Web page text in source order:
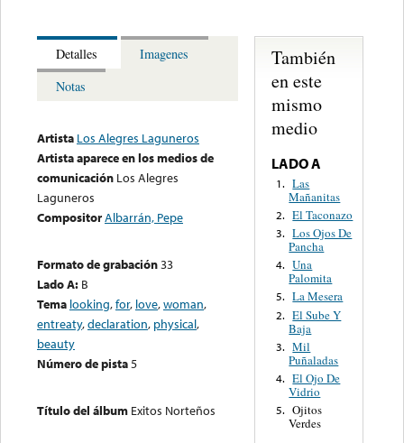
Detalles
Imagenes
Notas
Artista Los Alegres Laguneros
Artista aparece en los medios de
comunicación Los Alegres
Laguneros
CompositorAlbarrán, Pepe
Formato de grabación33
Lado A: B
Tema looking,for, love,woman,
entreaty,declaration, physical,
beauty
Número de pista5
Título del álbum Exitos Norteños
También
en este
mismo
medio
LADO A
1. Las
Mañanitas
2. El Taconazo
3. Los Ojos De
Pancha
4. Una
Palomita
5. La Mesera
2. El Sube Y
Baja
3. Mil
Puñaladas
4. El Ojo De
Vidrio
5. Ojitos
Verdes